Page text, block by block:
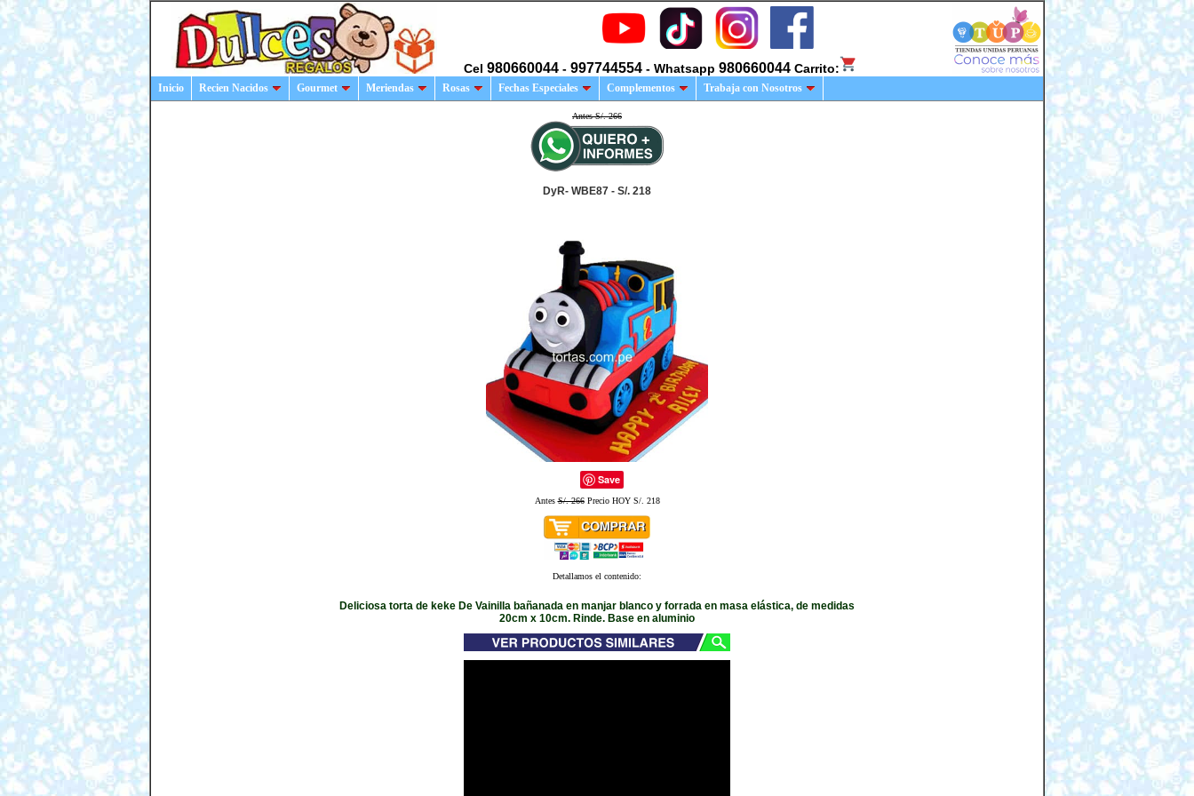
Cel 980660044 - 997744554 - Whatsapp 980660044 Carrito:
Inicio Recien Nacidos Gourmet Meriendas Rosas Fechas Especiales Complementos Trabaja con Nosotros
Antes S/. 266
DyR- WBE87 - S/. 218
Save
AntesS/. 266Precio HOY S/. 218
Detallamos el contenido:
Deliciosa torta de keke De Vainilla bañanada en manjar blanco y forrada en masa elástica, de medidas
20cm x 10cm. Rinde. Base en aluminio